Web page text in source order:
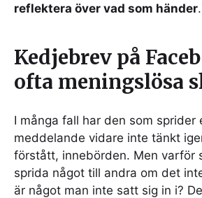
reflektera över vad som händer
Kedjebrev på
ofta meningslösa
I många fall har den som
meddelande vidare inte tänkt
förstått, innebörden. Men varför
sprida något till andra om det
är något man inte satt sig in i?